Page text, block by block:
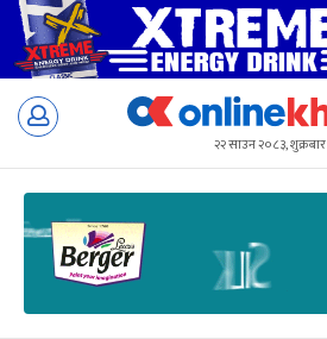
Skip
२२ साउन २०८३, शुक्रबार